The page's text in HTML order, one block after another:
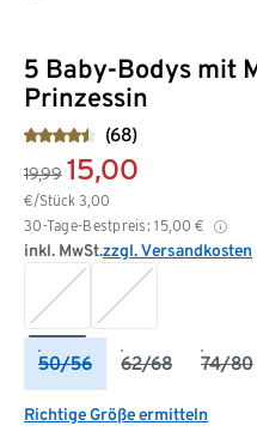
5 Baby-Bodys mit
Prinzessin
(68)
19,99 15,00
€/Stück 3,00
30-Tage-Bestpreis: 15,00 €
inkl. MwSt.zzgl. Versandkosten
50/56 62/68 74/80
Richtige Größe ermitteln